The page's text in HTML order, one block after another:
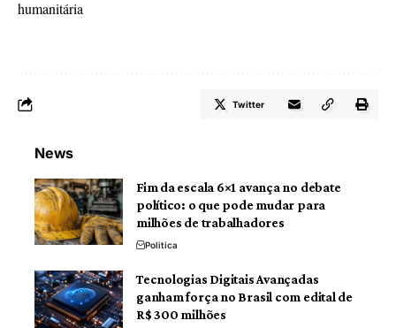
humanitária
Twitter
News
Fim da escala 6×1 avança no debate
político: o que pode mudar para
milhões de trabalhadores
Politica
Tecnologias Digitais Avançadas
ganham força no Brasil com edital de
R$ 300 milhões